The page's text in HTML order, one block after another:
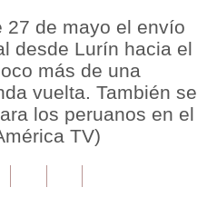
27 de mayo el envío
desde Lurín hacia el
más de una
vuelta. También se
los peruanos en el
TV)